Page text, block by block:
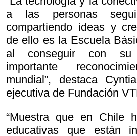
a las personas
compartiendo ideas y
de ello es la Escuela
al conseguir con su
importante
mundial”, destaca
ejecutiva de Fundación
“Muestra que en Chile
educativas que están